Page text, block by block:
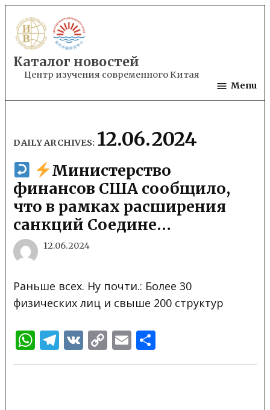
to
content
Каталог новостей
Центр изучения современного Китая
Menu
DAILY ARCHIVES: 12.06.2024
Министерство
финансов США сообщило,
что в рамках расширения
санкций Соедине…
12.06.2024
Раньше всех. Ну почти.: Более 30
физических лиц и свыше 200 структур
WhatsApp
Telegram
VKCopy
Link
Email